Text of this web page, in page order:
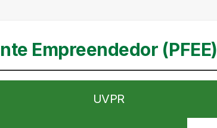
Empreendedor (PFEE)
UVPR